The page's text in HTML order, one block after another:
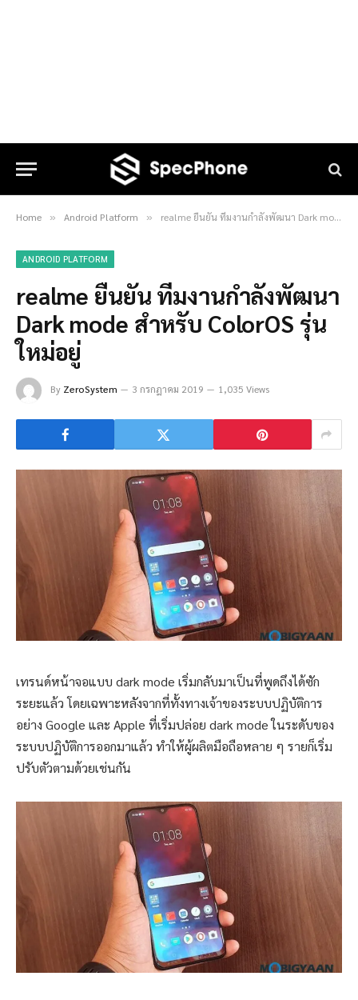
Home » Android Platform » realme ยืนยัน ทีมงานกำลังพัฒนา Dark mode สำหรับ ColorOS รุ่นใหม่อยู่
ANDROID PLATFORM
realme ยืนยัน ทีมงานกำลังพัฒนา
Dark mode สำหรับ ColorOS รุ่น
ใหม่อยู่
By ZeroSystem 3 กรกฎาคม 2019 1,035 Views
เทรนด์หน้าจอแบบ dark mode เริ่มกลับมาเป็นที่พูดถึงได้ซัก
ระยะแล้ว โดยเฉพาะหลังจากที่ทั้งทางเจ้าของระบบปฏิบัติการ
อย่าง Google และ Apple ที่เริ่มปล่อย dark mode ในระดับของ
ระบบปฏิบัติการออกมาแล้ว ทำให้ผู้ผลิตมือถือหลาย ๆ รายก็เริ่ม
ปรับตัวตามด้วยเช่นกัน